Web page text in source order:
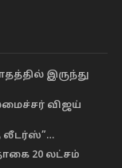
இருந்து
விஜய்
லீடர்ஸ்”…
20 லட்சம்